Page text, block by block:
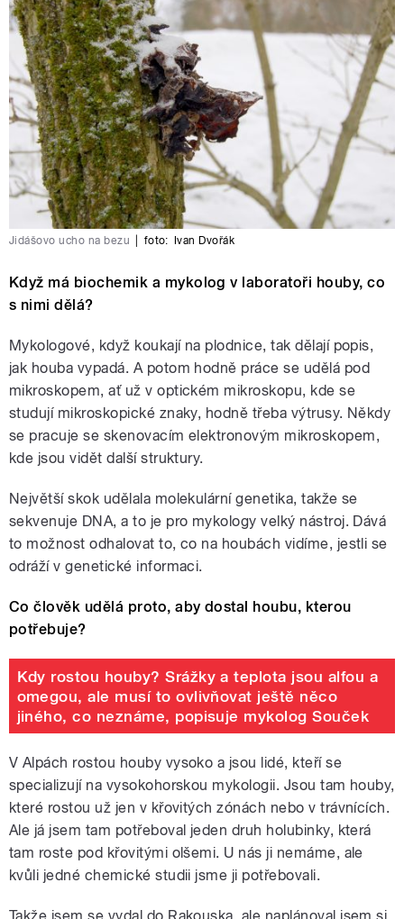
Jidášovo ucho na bezu foto: Ivan Dvořák
Když má biochemik a mykolog v laboratoři houby, co
s nimi dělá?
Mykologové, když koukají na plodnice, tak dělají popis,
jak houba vypadá. A potom hodně práce se udělá pod
mikroskopem, ať už v optickém mikroskopu, kde se
studují mikroskopické znaky, hodně třeba výtrusy. Někdy
se pracuje se skenovacím elektronovým mikroskopem,
kde jsou vidět další struktury.
Největší skok udělala molekulární genetika, takže se
sekvenuje DNA, a to je pro mykology velký nástroj. Dává
to možnost odhalovat to, co na houbách vidíme, jestli se
odráží v genetické informaci.
Co člověk udělá proto, aby dostal houbu, kterou
potřebuje?
Kdy rostou houby? Srážky a teplota jsou alfou a
omegou, ale musí to ovlivňovat ještě něco
jiného, co neznáme, popisuje mykolog Souček
V Alpách rostou houby vysoko a jsou lidé, kteří se
specializují na vysokohorskou mykologii. Jsou tam houby,
které rostou už jen v křovitých zónách nebo v trávnících.
Ale já jsem tam potřeboval jeden druh holubinky, která
tam roste pod křovitými olšemi. U nás ji nemáme, ale
kvůli jedné chemické studii jsme ji potřebovali.